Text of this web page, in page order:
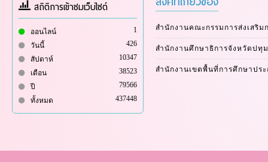
สถิติการเข้าชมเว็บไซต์
ออนไลน์
1
วันนี้
426
สัปดาห์
10347
เดือน
38523
ปี
79566
ทั้งหมด
437448
สำนักงานคณะกรรมการส่งเสริม
สำนักงานศึกษาธิการจังหวัดปทุ
สำนักงานเขตพื้นที่การศึกษาปร